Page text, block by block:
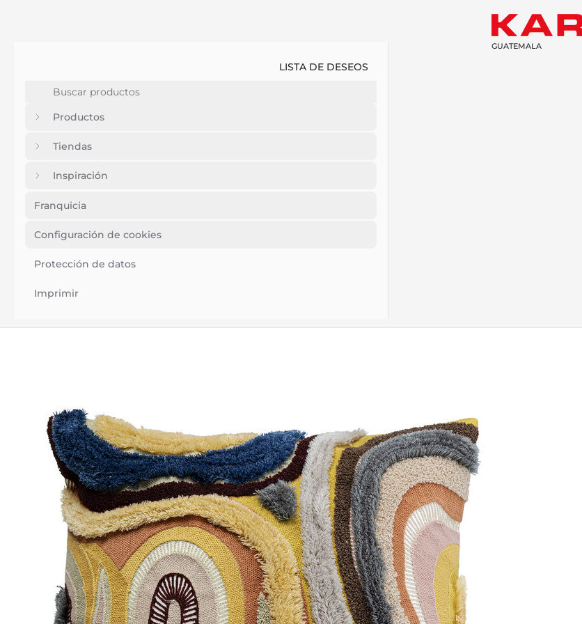
LISTA DE DESEOS
Productos
Tiendas
Inspiración
Franquicia
Configuración de cookies
Protección de datos
Imprimir
GUATEMALA